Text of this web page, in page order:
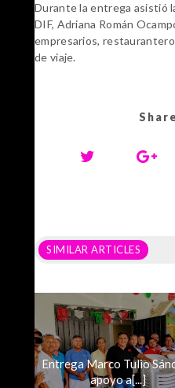
Durante la entrega asistió
DIF, Adriana Román
empresarios,
de viaje.
SIMILAR ARTICLES
Entrega Marco Tulio
apoyo a[...]